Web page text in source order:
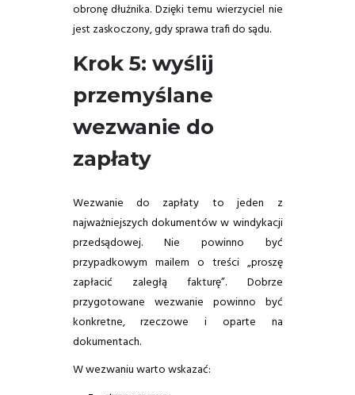
obronę dłużnika. Dzięki temu wierzyciel nie
jest zaskoczony, gdy sprawa trafi do sądu.
Krok 5: wyślij
przemyślane
wezwanie do
zapłaty
Wezwanie do zapłaty to jeden z
najważniejszych dokumentów w windykacji
przedsądowej. Nie powinno być
przypadkowym mailem o treści „proszę
zapłacić zaległą fakturę”. Dobrze
przygotowane wezwanie powinno być
konkretne, rzeczowe i oparte na
dokumentach.
W wezwaniu warto wskazać: